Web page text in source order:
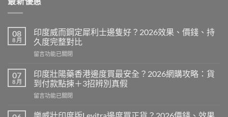
08
8 月
印度威而鋼定犀利士邊隻好？2026效果、價錢、持
久度完整對比
在
度
威
而
鋼
犀
留言功能已關閉
07
8 月
印度壯陽藥香港邊度買最安全？2026網購攻略：貨
到付款點揀＋3招辨別真假
在
度
留言功能已關閉